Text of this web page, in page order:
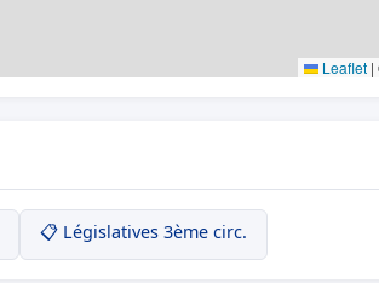
Leaflet |
📋 Législatives 3ème circ.